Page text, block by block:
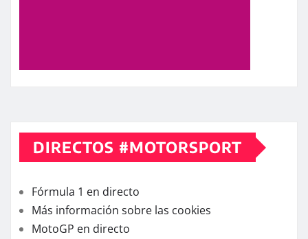
DIRECTOS #MOTORSPORT
Fórmula 1 en directo
Más información sobre las cookies
MotoGP en directo